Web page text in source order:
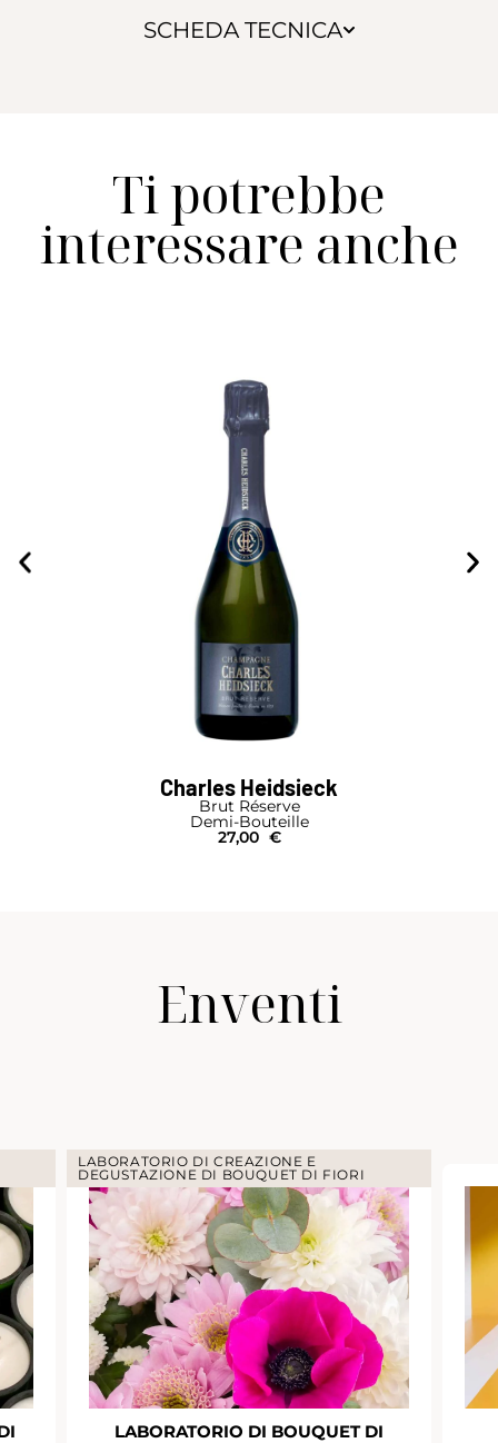
SCHEDA TECNICA
Ti potrebbe
interessare anche
Charles Heidsieck
Brut Réserve
Demi-Bouteille
27,00 €
Enventi
LABORATORIO DI CREAZIONE E
DEGUSTAZIONE DI BOUQUET DI FIORI
LABORATORIO DI BOUQUET DI